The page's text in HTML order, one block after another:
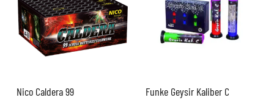
Nico Caldera 99 Funke Geysir Kaliber C